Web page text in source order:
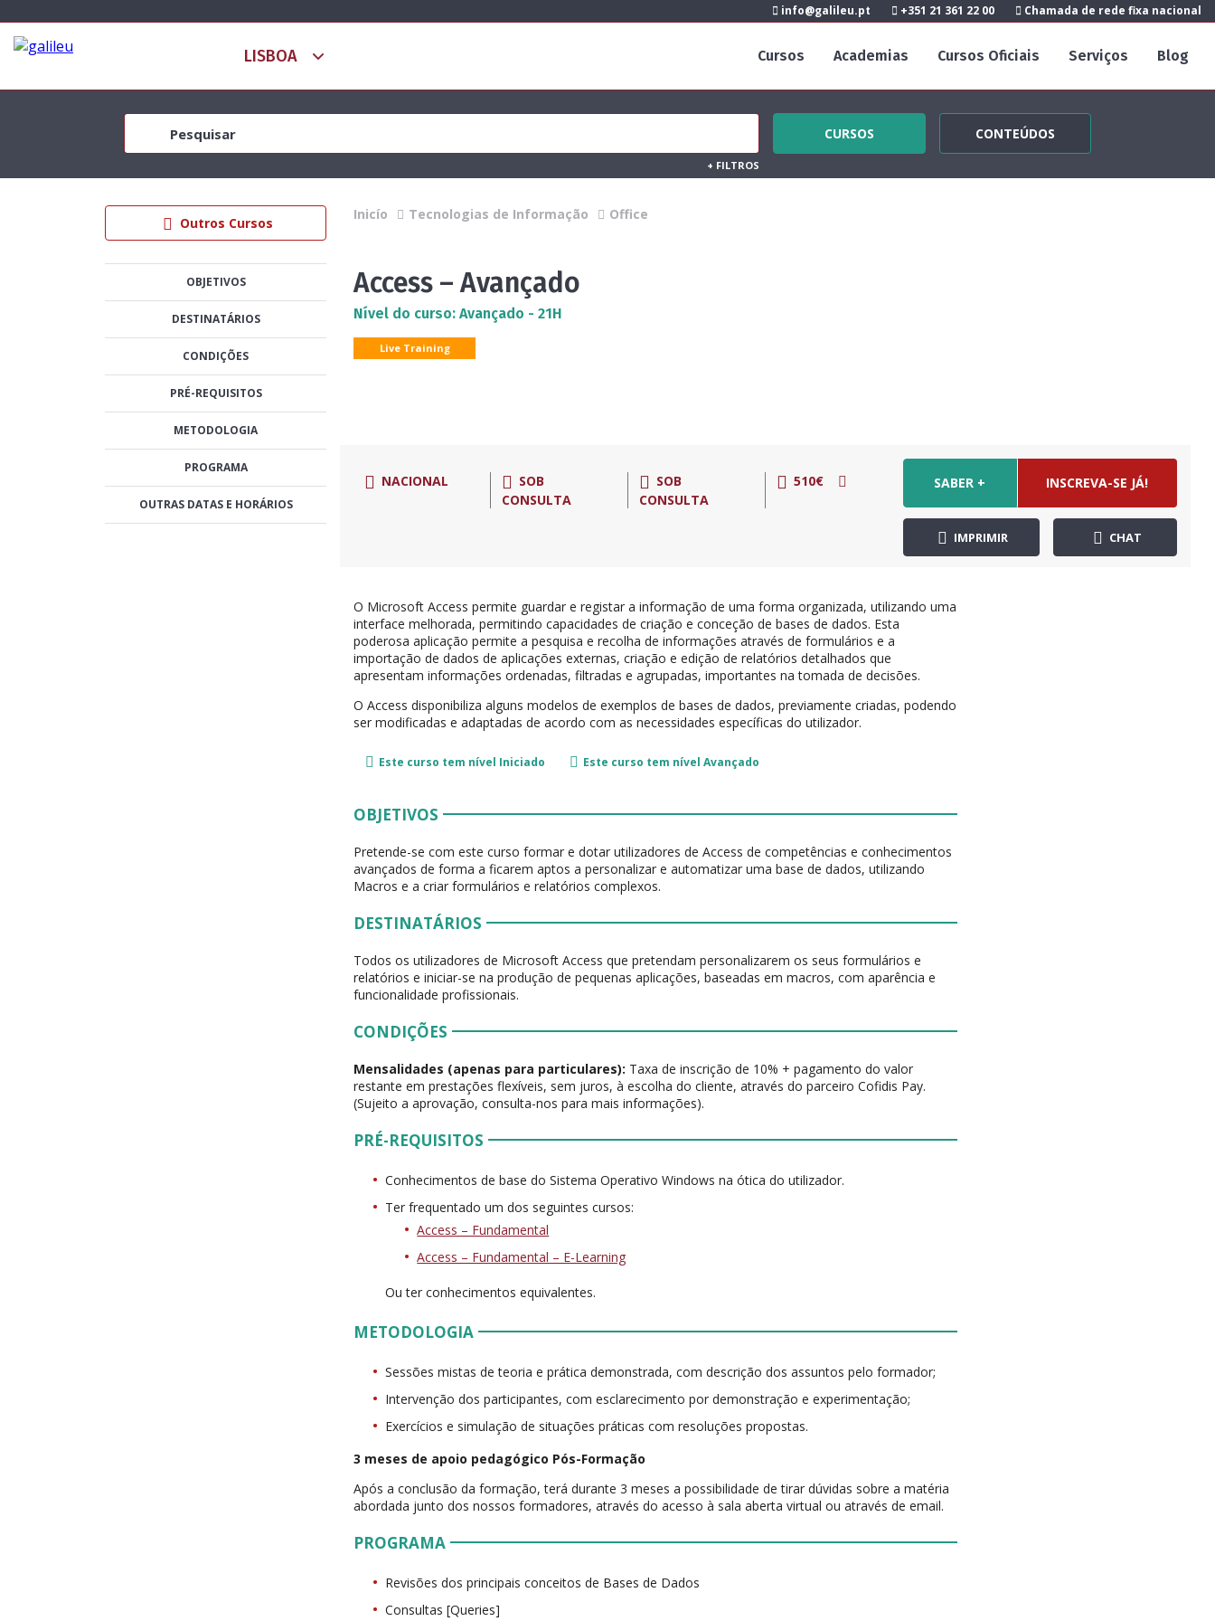
info@galileu.pt +351 21 361 22 00 Chamada de rede fixa nacional
Cursos Academias Cursos Oficiais Serviços Blog
CURSOS CONTEÚDOS
+ FILTROS
Outros Cursos
OBJETIVOS
DESTINATÁRIOS
CONDIÇÕES
PRÉ-REQUISITOS
METODOLOGIA
PROGRAMA
OUTRAS DATAS E HORÁRIOS
Inicío Tecnologias de Informação Office
Access – Avançado
Nível do curso: Avançado - 21H
Live Training
NACIONAL
SOB
CONSULTA
SOB
CONSULTA
510€ SABER + INSCREVA-SE JÁ!
IMPRIMIR CHAT
O Microsoft Access permite guardar e registar a informação de uma forma organizada, utilizando uma
interface melhorada, permitindo capacidades de criação e conceção de bases de dados. Esta
poderosa aplicação permite a pesquisa e recolha de informações através de formulários e a
importação de dados de aplicações externas, criação e edição de relatórios detalhados que
apresentam informações ordenadas, filtradas e agrupadas, importantes na tomada de decisões.
O Access disponibiliza alguns modelos de exemplos de bases de dados, previamente criadas, podendo
ser modificadas e adaptadas de acordo com as necessidades específicas do utilizador.
Este curso tem nível Iniciado Este curso tem nívelAvançado
OBJETIVOS
Pretende-se com este curso formar e dotar utilizadores de Access de competências e conhecimentos
avançados de forma a ficarem aptos a personalizar e automatizar uma base de dados, utilizando
Macros e a criar formulários e relatórios complexos.
DESTINATÁRIOS
Todos os utilizadores de Microsoft Access que pretendam personalizarem os seus formulários e
relatórios e iniciar-se na produção de pequenas aplicações, baseadas em macros, com aparência e
funcionalidade profissionais.
CONDIÇÕES
Mensalidades (apenas para particulares): Taxa de inscrição de 10% + pagamento do valor
restante em prestações flexíveis, sem juros, à escolha do cliente, através do parceiro Cofidis Pay.
(Sujeito a aprovação, consulta-nos para mais informações).
PRÉ-REQUISITOS
Conhecimentos de base do Sistema Operativo Windows na ótica do utilizador.
Ter frequentado um dos seguintes cursos:
Access – Fundamental
Access – Fundamental – E-Learning
Ou ter conhecimentos equivalentes.
METODOLOGIA
Sessões mistas de teoria e prática demonstrada, com descrição dos assuntos pelo formador;
Intervenção dos participantes, com esclarecimento por demonstração e experimentação;
Exercícios e simulação de situações práticas com resoluções propostas.
3 meses de apoio pedagógico Pós-Formação
Após a conclusão da formação, terá durante 3 meses a possibilidade de tirar dúvidas sobre a matéria
abordada junto dos nossos formadores, através do acesso à sala aberta virtual ou através de email.
PROGRAMA
Revisões dos principais conceitos de Bases de Dados
Consultas [Queries]